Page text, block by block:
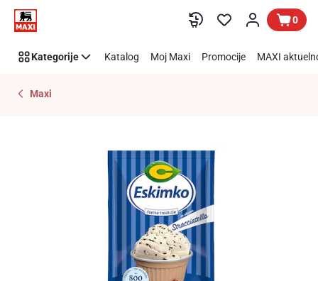
Preskoči link 0
Kategorije Katalog Moj Maxi Promocije MAXI
Maxi